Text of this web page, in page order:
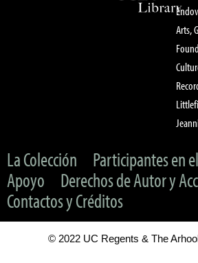
Arts,
La Colección
Participantes en
Apoyo
Derechos de Autor y
Contactos y Créditos
© 2022 UC Regents & The